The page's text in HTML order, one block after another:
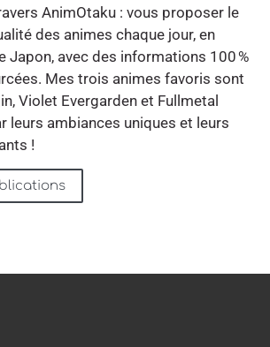
AnimOtaku : vous proposer le
des animes chaque jour, en
Japon, avec des informations 100 %
Mes trois animes favoris sont
Violet Evergarden et Fullmetal
leurs ambiances uniques et leurs
!